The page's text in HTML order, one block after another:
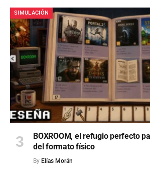
SIMULACIÓN
BOXROOM, el refugio perfecto
del formato físico
By Elías Morán